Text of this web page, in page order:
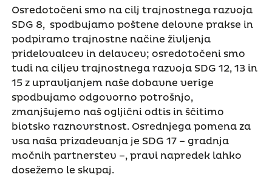
Osredotočeni smo na cilj trajnostnega razvoja
SDG 8, spodbujamo poštene delovne prakse in
podpiramo trajnostne načine življenja
pridelovalcev in delavcev; osredotočeni smo
tudi na ciljev trajnostnega razvoja SDG 12, 13 in
15 z upravljanjem naše dobavne verige
spodbujamo odgovorno potrošnjo,
zmanjšujemo naš ogljični odtis in ščitimo
biotsko raznovrstnost. Osrednjega pomena za
vsa naša prizadevanja je SDG 17 – gradnja
močnih partnerstev –, pravi napredek lahko
dosežemo le skupaj.